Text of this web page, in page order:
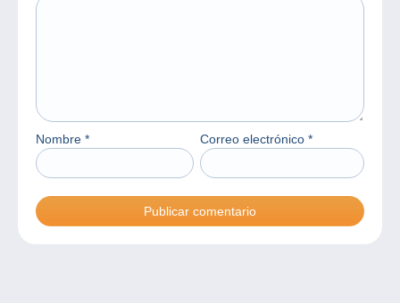
Nombre * Correo electrónico *